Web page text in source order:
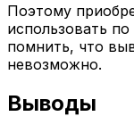
Поэтому
использовать
помнить, что
невозможно.
Выводы